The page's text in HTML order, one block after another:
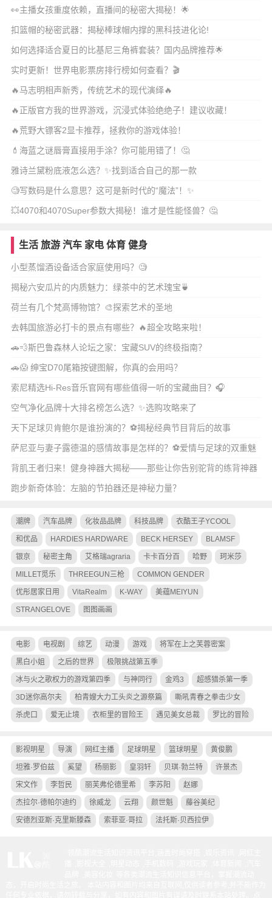
👀主播女孩重度依赖，直播间的秘密大揭秘！🌟
扣篮帽的秘密武器：揭秘棒球帽内撑的黑科技进化论!
如何选择适合夏日的比基尼三角裤套装？国内品牌推荐🌟
实时更新！世界电影票房排行榜如何查看？🎬
🔥马志明相声新秀，传统艺术的现代演绎🔥
🔥正版官方我的世界游戏，沉浸式体验绝绝子！建议收藏！
🔥荒野大镖客2显卡推荐，拯救你的游戏体验！
💄海蓝之谜唇膏直接用手涂？你可能用错了！🤔
雅诗兰黛粉底液怎么选？✨找到适合自己的那一款
🧐写数码是什么意思？这可是新时代的“魔法”！✨
💥4070和4070Super参数大揭秘！谁才是性能怪兽？🤔
生活 旅游 汽车 家电 体育 健身
小型蒸馏酒设备适合家庭使用吗？🧐
揭秘六安瓜片的内质魅力：绿茶中的艺术瑰宝🍵
荷兰有几个梵高博物馆？🎨探索艺术的圣地
去韩国旅游必打卡的景点有哪些？🔥超全攻略来啦！
🚗💨斯巴鲁森林人论坛之家：宝藏SUV的终极指南？
🚗😱 绅宝D70尾箱按键图解，你真的会用吗？
索尼精选Hi-Res音乐官网有哪些值得一听的宝藏曲目？🎧
空气净化品牌十大排名榜怎么选？✨选购攻略来了
天下足球贝肯鲍尔是谁扮演的？⚽揭秘经典节目背后的故事
萨尼亚与妻子露德温的感情故事是怎样的？⚽️爱情与足球的双重魅
力
背肌王者归来！健身神器大揭秘——那些让你告别驼背的练背神器
跑步新奇体验：左脑的节拍器还是神秘力量？
潮牌 汽车品牌 化妆品品牌 科技品牌 衣酷王子YCOOL
和优品 HARDIES HARDWARE BECK HERSEY BLAMSF
银京 秘密主角 艾格瑞agraria 卡卡百分百 哈野 珂米莎
MILLET觅乐 THREEGUN三枪 COMMON GENDER
优彤居家日用 VitaRealm K-WAY 美蕴MEIYUN
STRANGELOVE 图图画画
电影 电视剧 综艺 动漫 游戏 将军在上之芙蓉密案
黑白小姐 之后的世界 极限挑战第五季
冰与火之歌权力的游戏第四季 与神同行 金鸡3 超感猎杀第一季
3D迷你高尔夫 柏青嫂大力工头炎之源祭篇 嘶吼青春之拳击少女
杀虎口 爱无止境 衣柜里的冒险王 遇见美女总裁 罗比的冒险
影视明星 导演 网红主播 足球明星 篮球明星 黄俊鹏
坦雅·罗伯兹 奚望 杨丽影 皇羽轩 贝琪·勃兰特 许景杰
宋文作 李哲民 丽芙弗伦德里希 李苏阳 赵娜
杰拉尔·德帕尔迪约 徐威龙 云翔 颜世魁 藤谷美纪
安德烈亚斯·克里斯滕森 索菲亚·哥拉 法托斯·贝西拉伊